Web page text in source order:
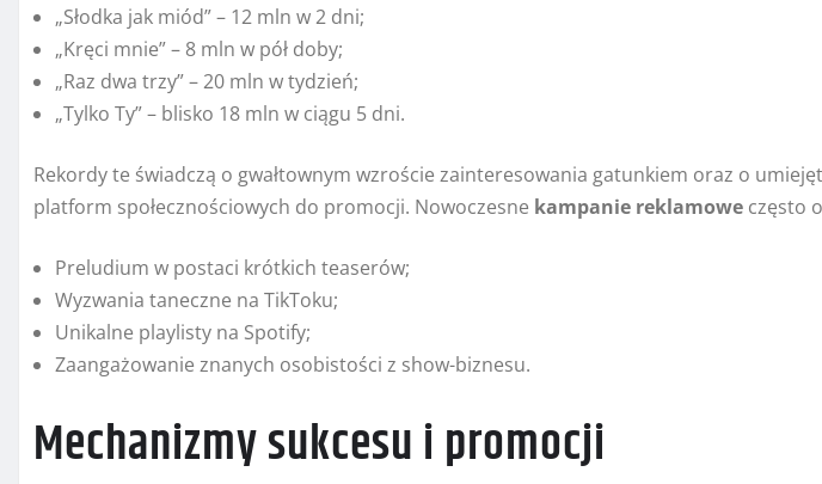
„Słodka jak miód” – 12 mln w 2 dni;
„Kręci mnie” – 8 mln w pół doby;
„Raz dwa trzy” – 20 mln w tydzień;
„Tylko Ty” – blisko 18 mln w ciągu 5 dni.
Rekordy te świadczą o gwałtownym wzroście zainteresowania gatunkiem oraz o
platform społecznościowych do promocji. Nowoczesne kampanie reklamowe często
Preludium w postaci krótkich teaserów;
Wyzwania taneczne na TikToku;
Unikalne playlisty na Spotify;
Zaangażowanie znanych osobistości z show-biznesu.
Mechanizmy sukcesu i promocji